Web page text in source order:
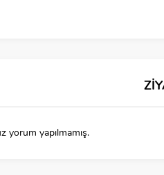
yorum yapılmamış.